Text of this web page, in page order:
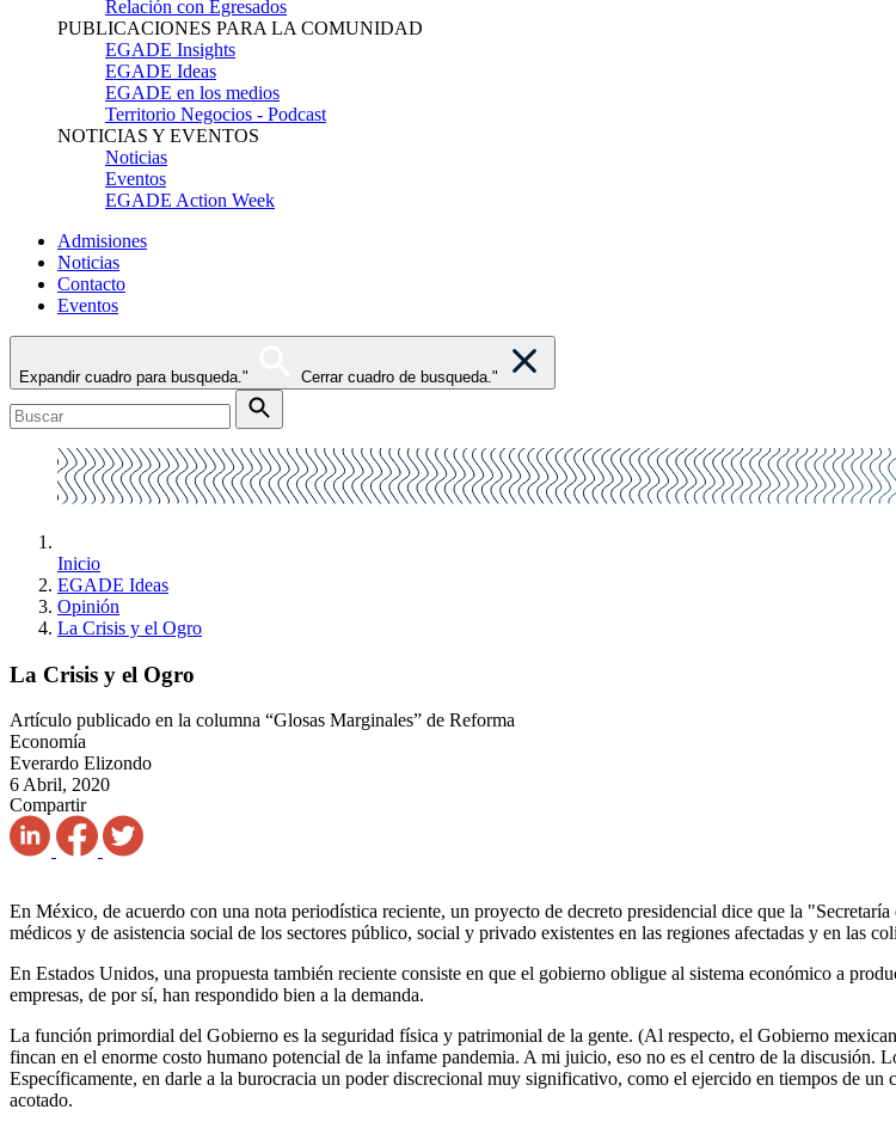
Relación con Egresados
PUBLICACIONES PARA LA COMUNIDAD
EGADE Insights
EGADE Ideas
EGADE en los medios
Territorio Negocios - Podcast
NOTICIAS Y EVENTOS
Noticias
Eventos
EGADE Action Week
Admisiones
Noticias
Contacto
Eventos
Expandir cuadro para busqueda." Cerrar cuadro de busqueda."
Inicio
EGADE Ideas
Opinión
La Crisis y el Ogro
La Crisis y el Ogro
Artículo publicado en la columna “Glosas Marginales” de Reforma
Economía
Everardo Elizondo
6 Abril, 2020
Compartir
En México, de acuerdo con una nota periodística reciente, un proyecto de decreto presidencial dice que la
médicos y de asistencia social de los sectores público, social y privado existentes en las regiones afectadas y en las
En Estados Unidos, una propuesta también reciente consiste en que el gobierno obligue al sistema económico a
empresas, de por sí, han respondido bien a la demanda.
La función primordial del Gobierno es la seguridad física y patrimonial de la gente. (Al respecto, el Gobierno
fincan en el enorme costo humano potencial de la infame pandemia. A mi juicio, eso no es el centro de la discusión.
Específicamente, en darle a la burocracia un poder discrecional muy significativo, como el ejercido en tiempos de
acotado.